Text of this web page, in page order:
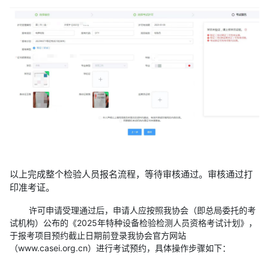
以上完成整个检验人员报名流程，等待审核通过。审核通过打
印准考证。
许可申请受理通过后，申请人应按照我协会（即总局委托的考
试机构）公布的《2025年特种设备检验检测人员资格考试计划》，
于报考项目预约截止日期前登录我协会官方网站
（www.casei.org.cn）进行考试预约，具体操作步骤如下：